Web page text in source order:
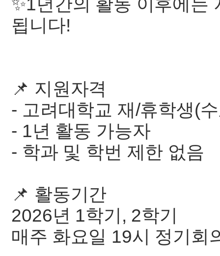
✨1년간의 활동 이후에는
됩니다!
📌 지원자격
- 고려대학교 재/휴학생(
- 1년 활동 가능자
- 학과 및 학번 제한 없음
📌 활동기간
2026년 1학기, 2학기
매주 화요일 19시 정기회